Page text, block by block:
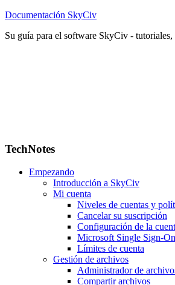
Documentación SkyCiv
Su guía para el software SkyCiv -
TechNotes
Empezando
Introducción a SkyCiv
Mi cuenta
Niveles de cuentas y
Cancelar su suscripción
Configuración de la
Microsoft Single Sign-
Límites de cuenta
Gestión de archivos
Administrador de
Compartir archivos